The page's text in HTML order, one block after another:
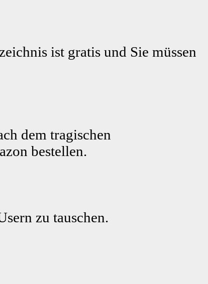
ist gratis und Sie müssen
dem tragischen
bestellen.
zu tauschen.